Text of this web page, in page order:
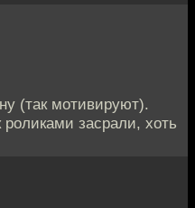
(так мотивируют).
засрали, хоть